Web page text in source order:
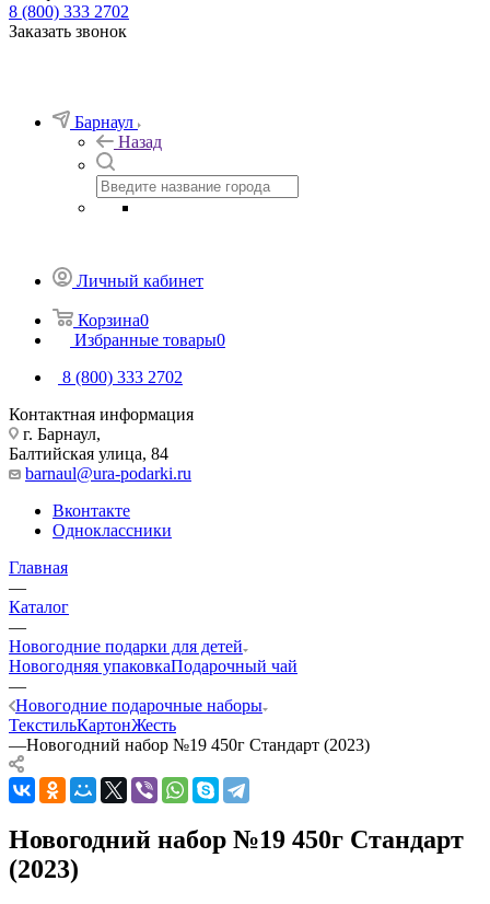
8 (800) 333 2702
Заказать звонок
Барнаул
Назад
Личный кабинет
Корзина0
Избранные товары0
8 (800) 333 2702
Контактная информация
г. Барнаул,
Балтийская улица, 84
barnaul@ura-podarki.ru
Вконтакте
Одноклассники
Главная
—
Каталог
—
Новогодние подарки для детей
Новогодняя упаковкаПодарочный чай
—
Новогодние подарочные наборы
ТекстильКартонЖесть
—Новогодний набор №19 450г Стандарт (2023)
Новогодний набор №19 450г Стандарт
(2023)